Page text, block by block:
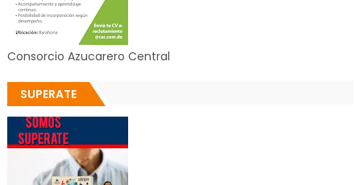
Consorcio Azucarero Central
SUPERATE